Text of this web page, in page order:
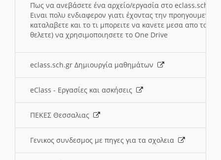
Πως να ανεβάσετε ένα αρχείο/εργασία στο eclass.sch.gr
Ειναι πολυ ενδιαφερον γιατι έχοντας την
καταλαβετε και το τι μπορειτε να κανετε μεσα απο το
θελετε) να χρησιμοποιησετε το One Drive
eclass.sch.gr Δημιουργία μαθημάτων
eClass - Εργασίες και ασκήσεις
ΠΕΚΕΣ Θεσσαλιας
Γενικος συνδεσμος με πηγες για τα σχολεια